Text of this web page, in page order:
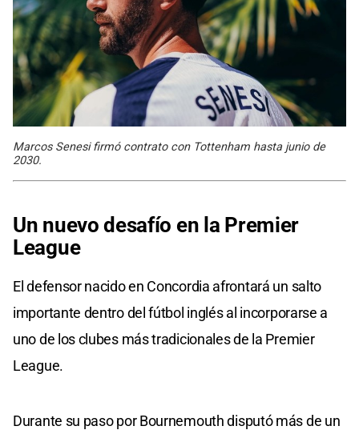
Marcos Senesi firmó contrato con Tottenham hasta junio de
2030.
Un nuevo desafío en la Premier
League
El defensor nacido en Concordia afrontará un salto
importante dentro del fútbol inglés al incorporarse a
uno de los clubes más tradicionales de la Premier
League.
Durante su paso por Bournemouth disputó más de un